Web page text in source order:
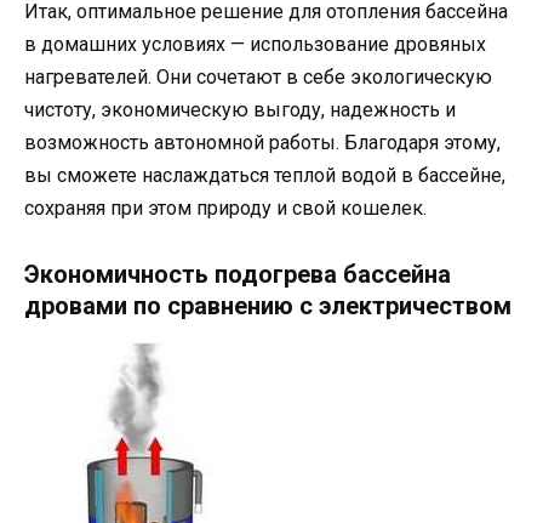
Итак, оптимальное решение для отопления бассейна
в домашних условиях — использование дровяных
нагревателей. Они сочетают в себе экологическую
чистоту, экономическую выгоду, надежность и
возможность автономной работы. Благодаря этому,
вы сможете наслаждаться теплой водой в бассейне,
сохраняя при этом природу и свой кошелек.
Экономичность подогрева бассейна
дровами по сравнению с электричеством